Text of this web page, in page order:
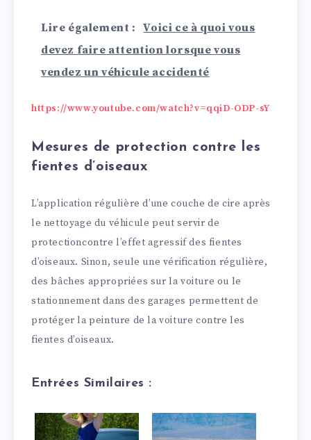
Lire également :
Voici ce à quoi vous
devez faire attention lorsque vous
vendez un véhicule accidenté
https://www.youtube.com/watch?v=qqiD-ODP-sY
Mesures de protection contre les
fientes d’oiseaux
L’application régulière d’une couche de cire après
le nettoyage du véhicule peut servir de
protectioncontre l’effet agressif des fientes
d’oiseaux. Sinon, seule une vérification régulière,
des bâches appropriées sur la voiture ou le
stationnement dans des garages permettent de
protéger la peinture de la voiture contre les
fientes d’oiseaux.
Entrées Similaires :